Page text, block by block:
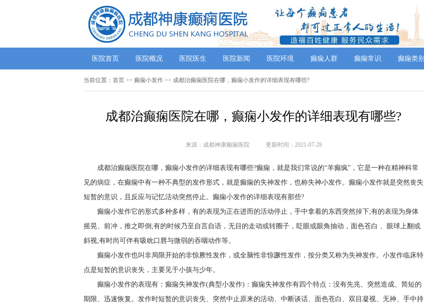
医院首页 医院概况 医院医生 医院新闻 医院环境 癫痫人群 癫痫常识 癫痫类别
当前位置： 首页 >> 癫痫小发作 >> 成都治癫痫医院在哪，癫痫小发作的详细表现有哪些?
成都治癫痫医院在哪，癫痫小发作的详细表现有哪些?
来源：成都神康癫痫医院 更新时间：2021-07-28
成都治癫痫医院在哪，癫痫小发作的详细表现有哪些?癫痫，就是我们常说的“羊癫疯”，它是一种在精神科常
见的病症，在癫痫中有一种不典型的发作形式，就是癫痫的失神发作，也称失神小发作。癫痫小发作就是突然丧失
短暂的意识，且反应与记忆活动突然停止。癫痫小发作的详细表现有那些?
癫痫小发作它的形式多种多样，有的表现为正在进而的活动停止，手中拿着的东西突然掉下;有的表现为身体
摇晃、前冲，推之即倒;有的时候乃至自言自语，无目的走动或转圈子，眨眼或眼角抽动，面色苍白 、眼球上翻或
斜视;有时尚可伴有吸吮口唇与微弱的吞咽动作等。
癫痫小发作也叫非局限开始的非惊厥性发作，或全脑性非惊蹶性发作，按分类又称为失神发作。小发作临床特
点是短暂的意识丧失，主要见于小孩与少年。
癫痫小发作的表现有：癫痫失神发作(典型小发作)：癫痫失神发作有四个特点：没有先兆、突然造成、简短的
期限、迅速恢复。发作时短暂的意识丧失、突然中止原来的活动、中断谈话、面色苍白、双目凝视、无神、手中持